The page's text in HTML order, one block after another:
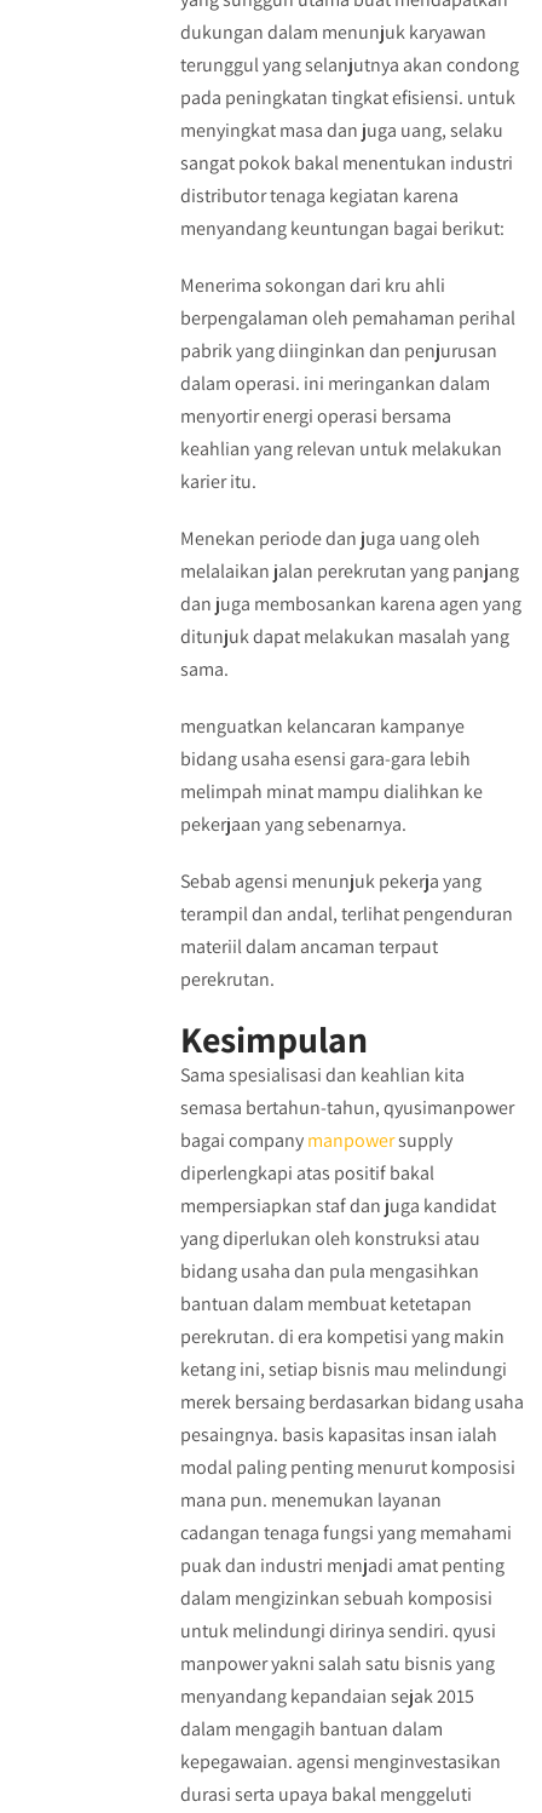
dukungan dalam menunjuk karyawan
terunggul yang selanjutnya akan condong
pada peningkatan tingkat efisiensi. untuk
menyingkat masa dan juga uang, selaku
sangat pokok bakal menentukan industri
distributor tenaga kegiatan karena
menyandang keuntungan bagai berikut:
Menerima sokongan dari kru ahli
berpengalaman oleh pemahaman perihal
pabrik yang diinginkan dan penjurusan
dalam operasi. ini meringankan dalam
menyortir energi operasi bersama
keahlian yang relevan untuk melakukan
karier itu.
Menekan periode dan juga uang oleh
melalaikan jalan perekrutan yang panjang
dan juga membosankan karena agen yang
ditunjuk dapat melakukan masalah yang
sama.
menguatkan kelancaran kampanye
bidang usaha esensi gara-gara lebih
melimpah minat mampu dialihkan ke
pekerjaan yang sebenarnya.
Sebab agensi menunjuk pekerja yang
terampil dan andal, terlihat pengenduran
materiil dalam ancaman terpaut
perekrutan.
Kesimpulan
Sama spesialisasi dan keahlian kita
semasa bertahun-tahun, qyusimanpower
bagai companymanpowersupply
diperlengkapi atas positif bakal
mempersiapkan staf dan juga kandidat
yang diperlukan oleh konstruksi atau
bidang usaha dan pula mengasihkan
bantuan dalam membuat ketetapan
perekrutan. di era kompetisi yang makin
ketang ini, setiap bisnis mau melindungi
merek bersaing berdasarkan bidang usaha
pesaingnya. basis kapasitas insan ialah
modal paling penting menurut komposisi
mana pun. menemukan layanan
cadangan tenaga fungsi yang memahami
puak dan industri menjadi amat penting
dalam mengizinkan sebuah komposisi
untuk melindungi dirinya sendiri. qyusi
manpower yakni salah satu bisnis yang
menyandang kepandaian sejak 2015
dalam mengagih bantuan dalam
kepegawaian. agensi menginvestasikan
durasi serta upaya bakal menggeluti